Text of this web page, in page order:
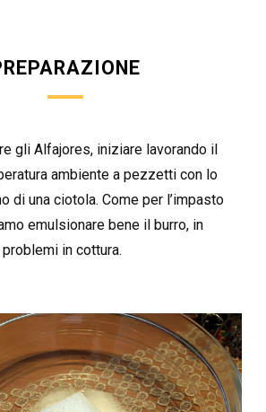
gli Alfajores, iniziare lavorando il
ambiente a pezzetti con lo
di una ciotola. Come per l’impasto
emulsionare bene il burro, in
in cottura.